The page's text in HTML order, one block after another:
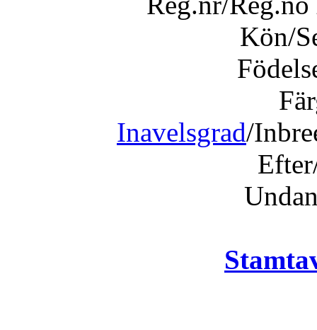
Kön/
Inavelsgrad/